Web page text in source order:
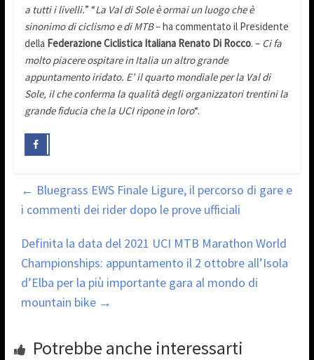
a tutti i livelli.” “La Val di Sole è ormai un luogo che è
sinonimo di ciclismo e di MTB– ha commentato il Presidente
della Federazione Ciclistica Italiana Renato Di Rocco. – Ci fa
molto piacere ospitare in Italia un altro grande
appuntamento iridato. E’ il quarto mondiale per la Val di
Sole, il che conferma la qualità degli organizzatori trentini la
grande fiducia che la UCI ripone in loro“.
← Bluegrass EWS Finale Ligure, il percorso di gare e
i commenti dei rider dopo le prove ufficiali
Definita la data del 2021 UCI MTB Marathon World
Championships: appuntamento il 2 ottobre all’Isola
d’Elba per la più importante gara al mondo di
mountain bike →
Potrebbe anche interessarti